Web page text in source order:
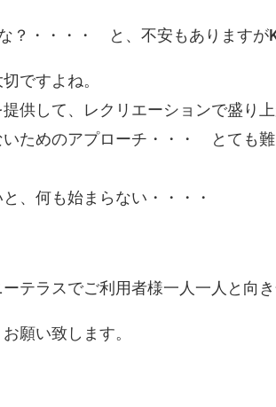
？・・・・ と、不安もありますが
ですよね。
供して、レクリエーションで盛
ためのアプローチ・・・ とても
、何も始まらない・・・・
テラスでご利用者様一人一人と向
願い致します。